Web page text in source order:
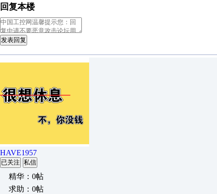
回复本楼
发表回复
HAVE1957
已关注 私信
精华：0帖
求助：0帖